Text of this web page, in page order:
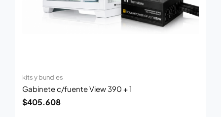
kits y bundles
Gabinete c/fuente View 390 + 1
$405.608